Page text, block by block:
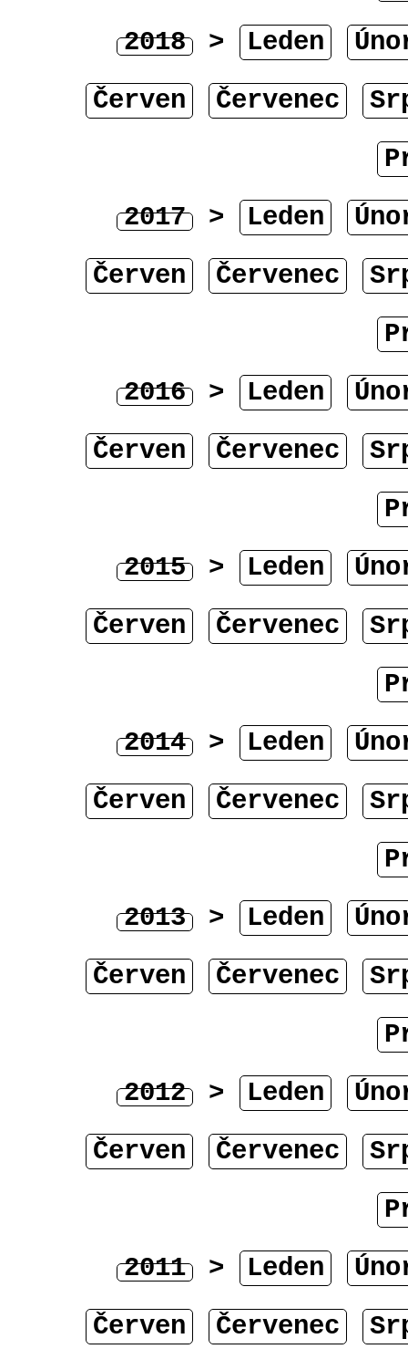
2018 > Leden
Červen
Červenec
2017 > Leden
Červen
Červenec
2016 > Leden
Červen
Červenec
2015 > Leden
Červen
Červenec
2014 > Leden
Červen
Červenec
2013 > Leden
Červen
Červenec
2012 > Leden
Červen
Červenec
2011 > Leden
Červen
Červenec